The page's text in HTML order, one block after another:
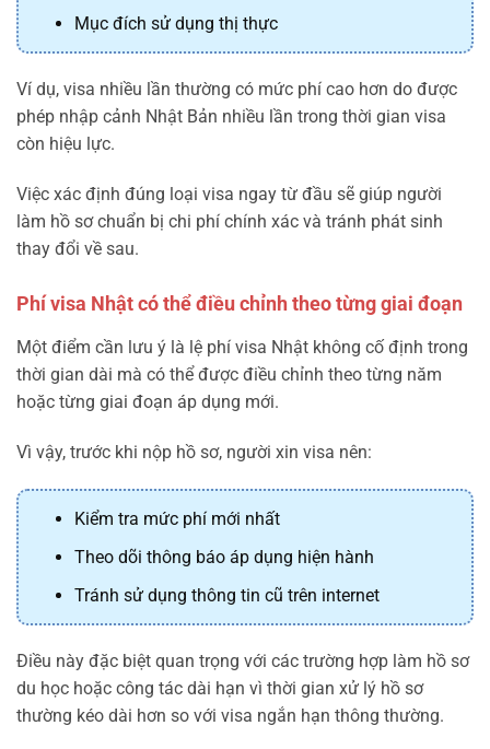
Mục đích sử dụng thị thực
Ví dụ, visa nhiều lần thường có mức phí cao hơn do được
phép nhập cảnh Nhật Bản nhiều lần trong thời gian visa
còn hiệu lực.
Việc xác định đúng loại visa ngay từ đầu sẽ giúp người
làm hồ sơ chuẩn bị chi phí chính xác và tránh phát sinh
thay đổi về sau.
Phí visa Nhật có thể điều chỉnh theo từng giai đoạn
Một điểm cần lưu ý là lệ phí visa Nhật không cố định trong
thời gian dài mà có thể được điều chỉnh theo từng năm
hoặc từng giai đoạn áp dụng mới.
Vì vậy, trước khi nộp hồ sơ, người xin visa nên:
Kiểm tra mức phí mới nhất
Theo dõi thông báo áp dụng hiện hành
Tránh sử dụng thông tin cũ trên internet
Điều này đặc biệt quan trọng với các trường hợp làm hồ sơ
du học hoặc công tác dài hạn vì thời gian xử lý hồ sơ
thường kéo dài hơn so với visa ngắn hạn thông thường.